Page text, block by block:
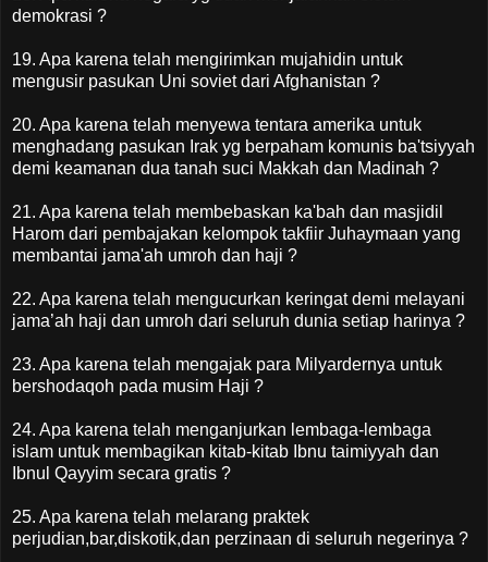
demokrasi ?
19. Apa karena telah mengirimkan mujahidin untuk
mengusir pasukan Uni soviet dari Afghanistan ?
20. Apa karena telah menyewa tentara amerika untuk
menghadang pasukan Irak yg berpaham komunis ba'tsiyyah
demi keamanan dua tanah suci Makkah dan Madinah ?
21. Apa karena telah membebaskan ka'bah dan masjidil
Harom dari pembajakan kelompok takfiir Juhaymaan yang
membantai jama'ah umroh dan haji ?
22. Apa karena telah mengucurkan keringat demi melayani
jama’ah haji dan umroh dari seluruh dunia setiap harinya ?
23. Apa karena telah mengajak para Milyardernya untuk
bershodaqoh pada musim Haji ?
24. Apa karena telah menganjurkan lembaga-lembaga
islam untuk membagikan kitab-kitab Ibnu taimiyyah dan
Ibnul Qayyim secara gratis ?
25. Apa karena telah melarang praktek
perjudian,bar,diskotik,dan perzinaan di seluruh negerinya ?